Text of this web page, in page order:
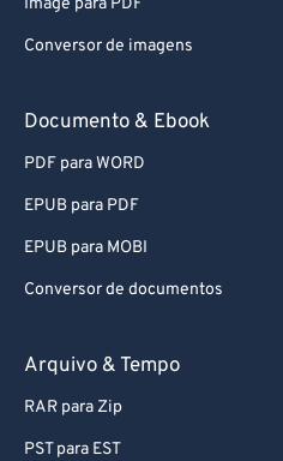
Image para PDF
Conversor de imagens
Documento & Ebook
PDF para WORD
EPUB para PDF
EPUB para MOBI
Conversor de documentos
Arquivo & Tempo
RAR para Zip
PST para EST